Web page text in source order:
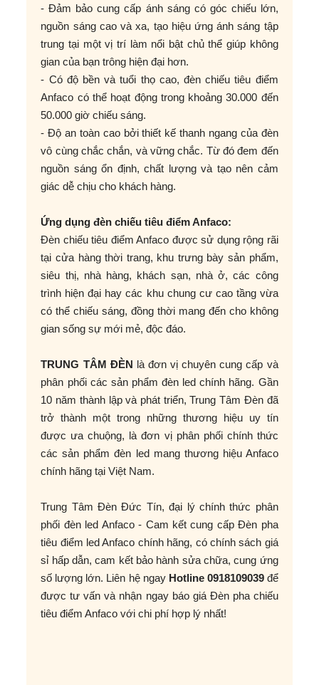
- Đảm bảo cung cấp ánh sáng có góc chiếu lớn,
nguồn sáng cao và xa, tạo hiệu ứng ánh sáng tập
trung tại một vị trí làm nổi bật chủ thể giúp không
gian của bạn trông hiện đại hơn.
- Có độ bền và tuổi thọ cao, đèn chiếu tiêu điểm
Anfaco có thể hoạt động trong khoảng 30.000 đến
50.000 giờ chiếu sáng.
- Độ an toàn cao bởi thiết kế thanh ngang của đèn
vô cùng chắc chắn, và vững chắc. Từ đó đem đến
nguồn sáng ổn định, chất lượng và tạo nên cảm
giác dễ chịu cho khách hàng.
Ứng dụng đèn chiếu tiêu điểm Anfaco:
Đèn chiếu tiêu điểm Anfaco được sử dụng rộng rãi
tại cửa hàng thời trang, khu trưng bày sản phẩm,
siêu thị, nhà hàng, khách sạn, nhà ở, các công
trình hiện đại hay các khu chung cư cao tầng vừa
có thể chiếu sáng, đồng thời mang đến cho không
gian sống sự mới mẻ, độc đáo.
TRUNG TÂM ĐÈN là đơn vị chuyên cung cấp và
phân phối các sản phẩm đèn led chính hãng. Gần
10 năm thành lập và phát triển, Trung Tâm Đèn đã
trở thành một trong những thương hiệu uy tín
được ưa chuộng, là đơn vị phân phối chính thức
các sản phẩm đèn led mang thương hiệu Anfaco
chính hãng tại Việt Nam.
Trung Tâm Đèn Đức Tín, đại lý chính thức phân
phối đèn led Anfaco - Cam kết cung cấp Đèn pha
tiêu điểm led Anfaco chính hãng, có chính sách giá
sỉ hấp dẫn, cam kết bảo hành sửa chữa, cung ứng
số lượng lớn. Liên hệ ngay Hotline 0918109039để
được tư vấn và nhận ngay báo giá Đèn pha chiếu
tiêu điểm Anfaco với chi phí hợp lý nhất!